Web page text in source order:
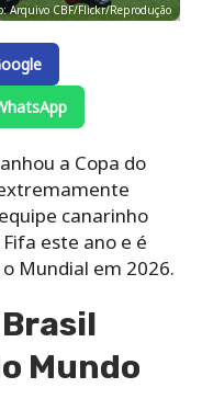
Arquivo CBF/Flickr/Reprodução
a Copa do
canarinho
este ano e é
Mundial em 2026.
Mundo